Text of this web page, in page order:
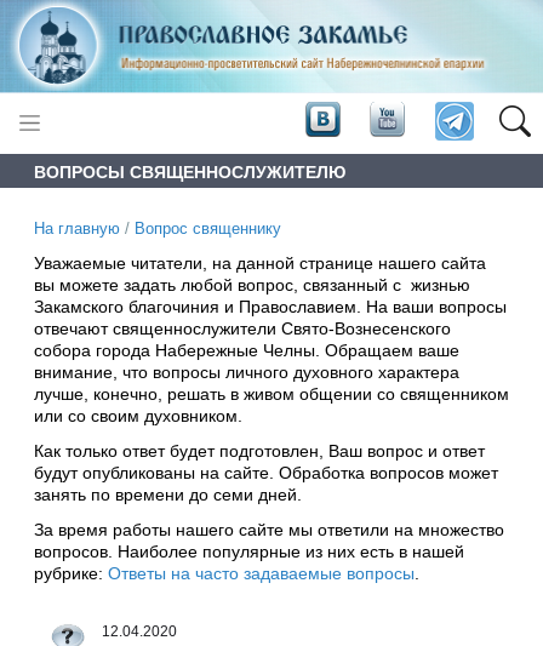
ВОПРОСЫ СВЯЩЕННОСЛУЖИТЕЛЮ
На главную / Вопрос священнику
Уважаемые читатели, на данной странице нашего сайта
вы можете задать любой вопрос, связанный с жизнью
Закамского благочиния и Православием. На ваши вопросы
отвечают священнослужители Свято-Вознесенского
собора города Набережные Челны. Обращаем ваше
внимание, что вопросы личного духовного характера
лучше, конечно, решать в живом общении со священником
или со своим духовником.
Как только ответ будет подготовлен, Ваш вопрос и ответ
будут опубликованы на сайте. Обработка вопросов может
занять по времени до семи дней.
За время работы нашего сайте мы ответили на множество
вопросов. Наиболее популярные из них есть в нашей
рубрике: Ответы на часто задаваемые вопросы
12.04.2020